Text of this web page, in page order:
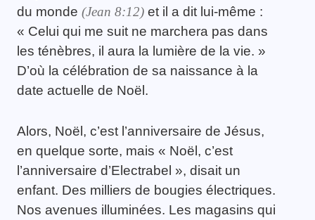
du monde (Jean 8:12) et il a dit lui-même :
« Celui qui me suit ne marchera pas dans
les ténèbres, il aura la lumière de la vie. »
D’où la célébration de sa naissance à la
date actuelle de Noël.
Alors, Noël, c’est l’anniversaire de Jésus,
en quelque sorte, mais « Noël, c’est
l’anniversaire d’Electrabel », disait un
enfant. Des milliers de bougies électriques.
Nos avenues illuminées. Les magasins qui